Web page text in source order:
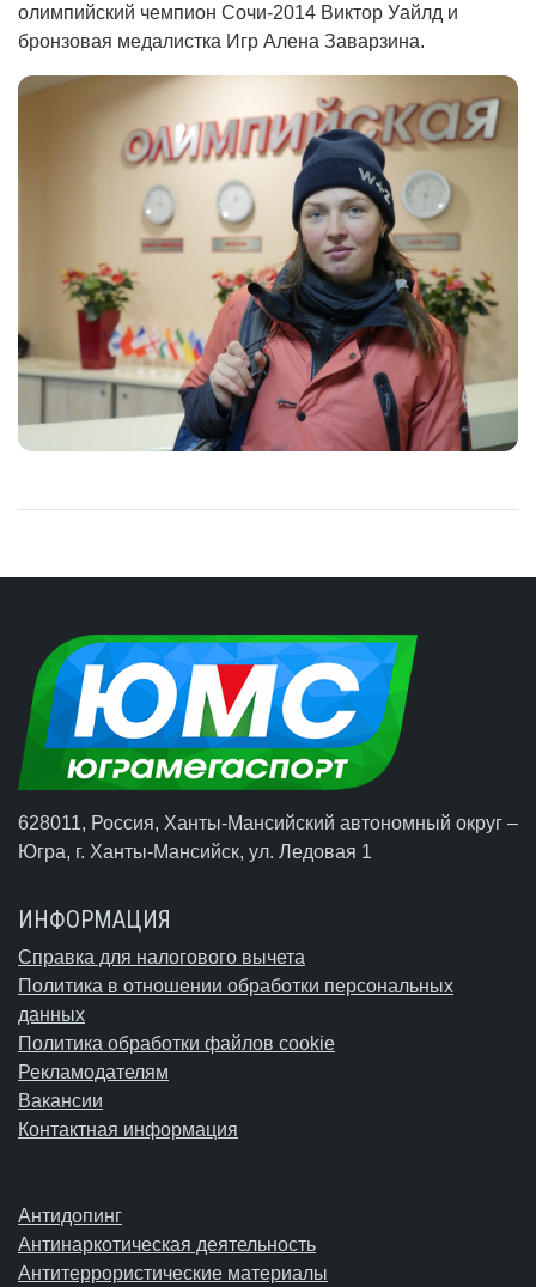
олимпийский чемпион Сочи-2014 Виктор Уайлд и
бронзовая медалистка Игр Алена Заварзина.
628011, Россия, Ханты-Мансийский автономный округ –
Югра, г. Ханты-Мансийск, ул. Ледовая 1
ИНФОРМАЦИЯ
Справка для налогового вычета
Политика в отношении обработки персональных
данных
Политика обработки файлов cookie
Рекламодателям
Вакансии
Контактная информация
Антидопинг
Антинаркотическая деятельность
Антитеррористические материалы